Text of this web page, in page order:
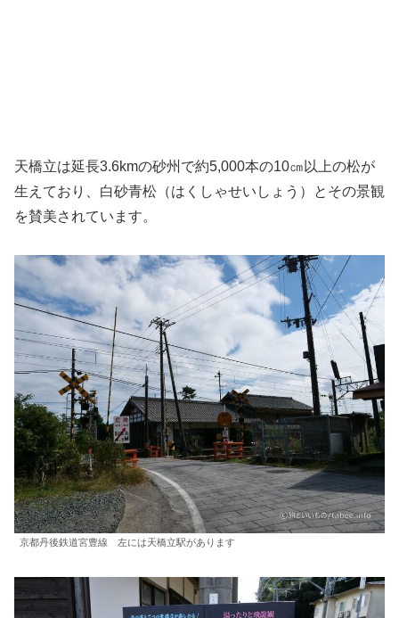
天橋立は延長3.6kmの砂州で約5,000本の10㎝以上の松が
生えており、白砂青松（はくしゃせいしょう）とその景観
を賛美されています。
京都丹後鉄道宮豊線 左には天橋立駅があります